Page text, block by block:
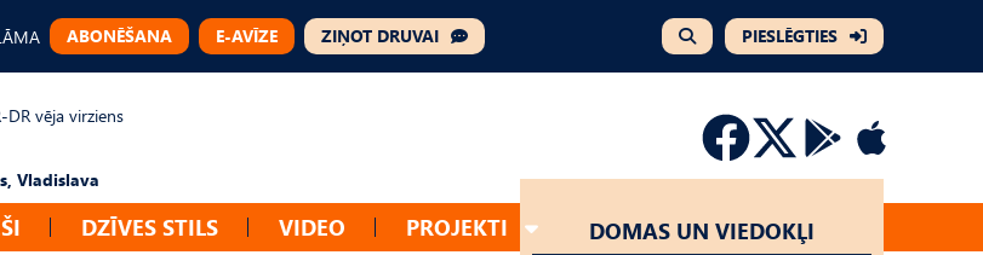
ABONĒŠANA E-AVĪZE ZIŅOT DRUVAI PIESLĒGTIES
DR vēja virziens
Vladislava
DZĪVES STILS VIDEO PROJEKTI DOMAS UN VIEDOKĻI